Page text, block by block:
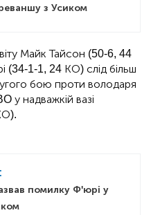
з Усиком
Майк Тайсон (50-6, 44
1-1, 24 КО) слід більш
бою проти володаря
у надважкій вазі
помилку Ф'юрі у